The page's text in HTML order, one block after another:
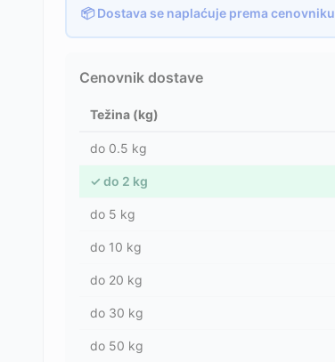
📦 Dostava se naplaćuje prema cenovniku
Cenovnik dostave
Težina (kg)
do 0.5 kg
✓ do 2 kg
do 5 kg
do 10 kg
do 20 kg
do 30 kg
do 50 kg